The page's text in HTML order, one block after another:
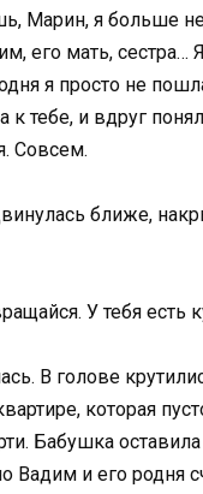
Марин, я больше
его мать, сестра…
я просто не
к тебе, и вдруг
Совсем.
ближе,
У тебя есть
В голове
которая
Бабушка
Вадим и его родня